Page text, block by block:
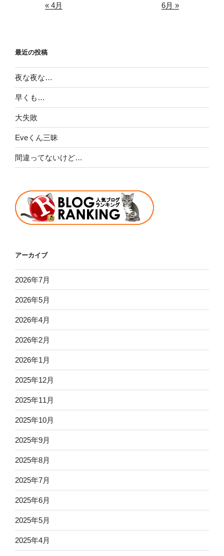
« 4月 6月 »
最近の投稿
夜な夜な…
早くも…
大失敗
Eveくん三昧
間違ってないけど…
アーカイブ
2026年7月
2026年5月
2026年4月
2026年2月
2026年1月
2025年12月
2025年11月
2025年10月
2025年9月
2025年8月
2025年7月
2025年6月
2025年5月
2025年4月